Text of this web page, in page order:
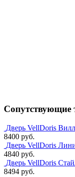
Сопутствующие
Дверь VellDoris
8400 руб.
Дверь VellDoris
4840 руб.
Дверь VellDoris
8494 руб.